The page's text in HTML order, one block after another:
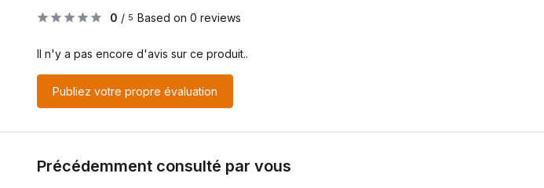
0 / 5 Based on 0 reviews
Il n'y a pas encore d'avis sur ce produit..
Publiez votre propre évaluation
Précédemment consulté par vous